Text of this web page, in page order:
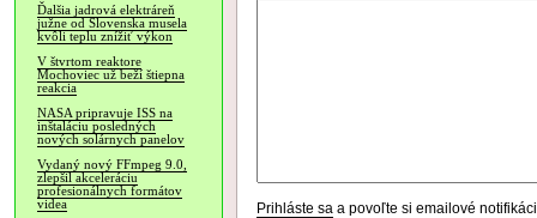
Ďalšia jadrová elektráreň
južne od Slovenska musela
kvôli teplu znížiť výkon
V štvrtom reaktore
Mochoviec už beží štiepna
reakcia
NASA pripravuje ISS na
inštaláciu posledných
nových solárnych panelov
Vydaný nový FFmpeg 9.0,
zlepšil akceleráciu
profesionálnych formátov
videa
Prihláste sa a povoľte si emailové